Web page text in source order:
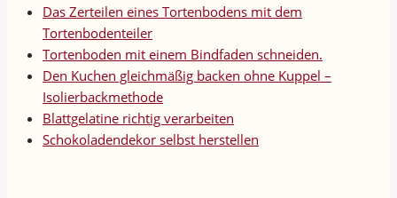
Das Zerteilen eines Tortenbodens mit dem
Tortenbodenteiler
Tortenboden mit einem Bindfaden schneiden.
Den Kuchen gleichmäßig backen ohne Kuppel –
Isolierbackmethode
Blattgelatine richtig verarbeiten
Schokoladendekor selbst herstellen